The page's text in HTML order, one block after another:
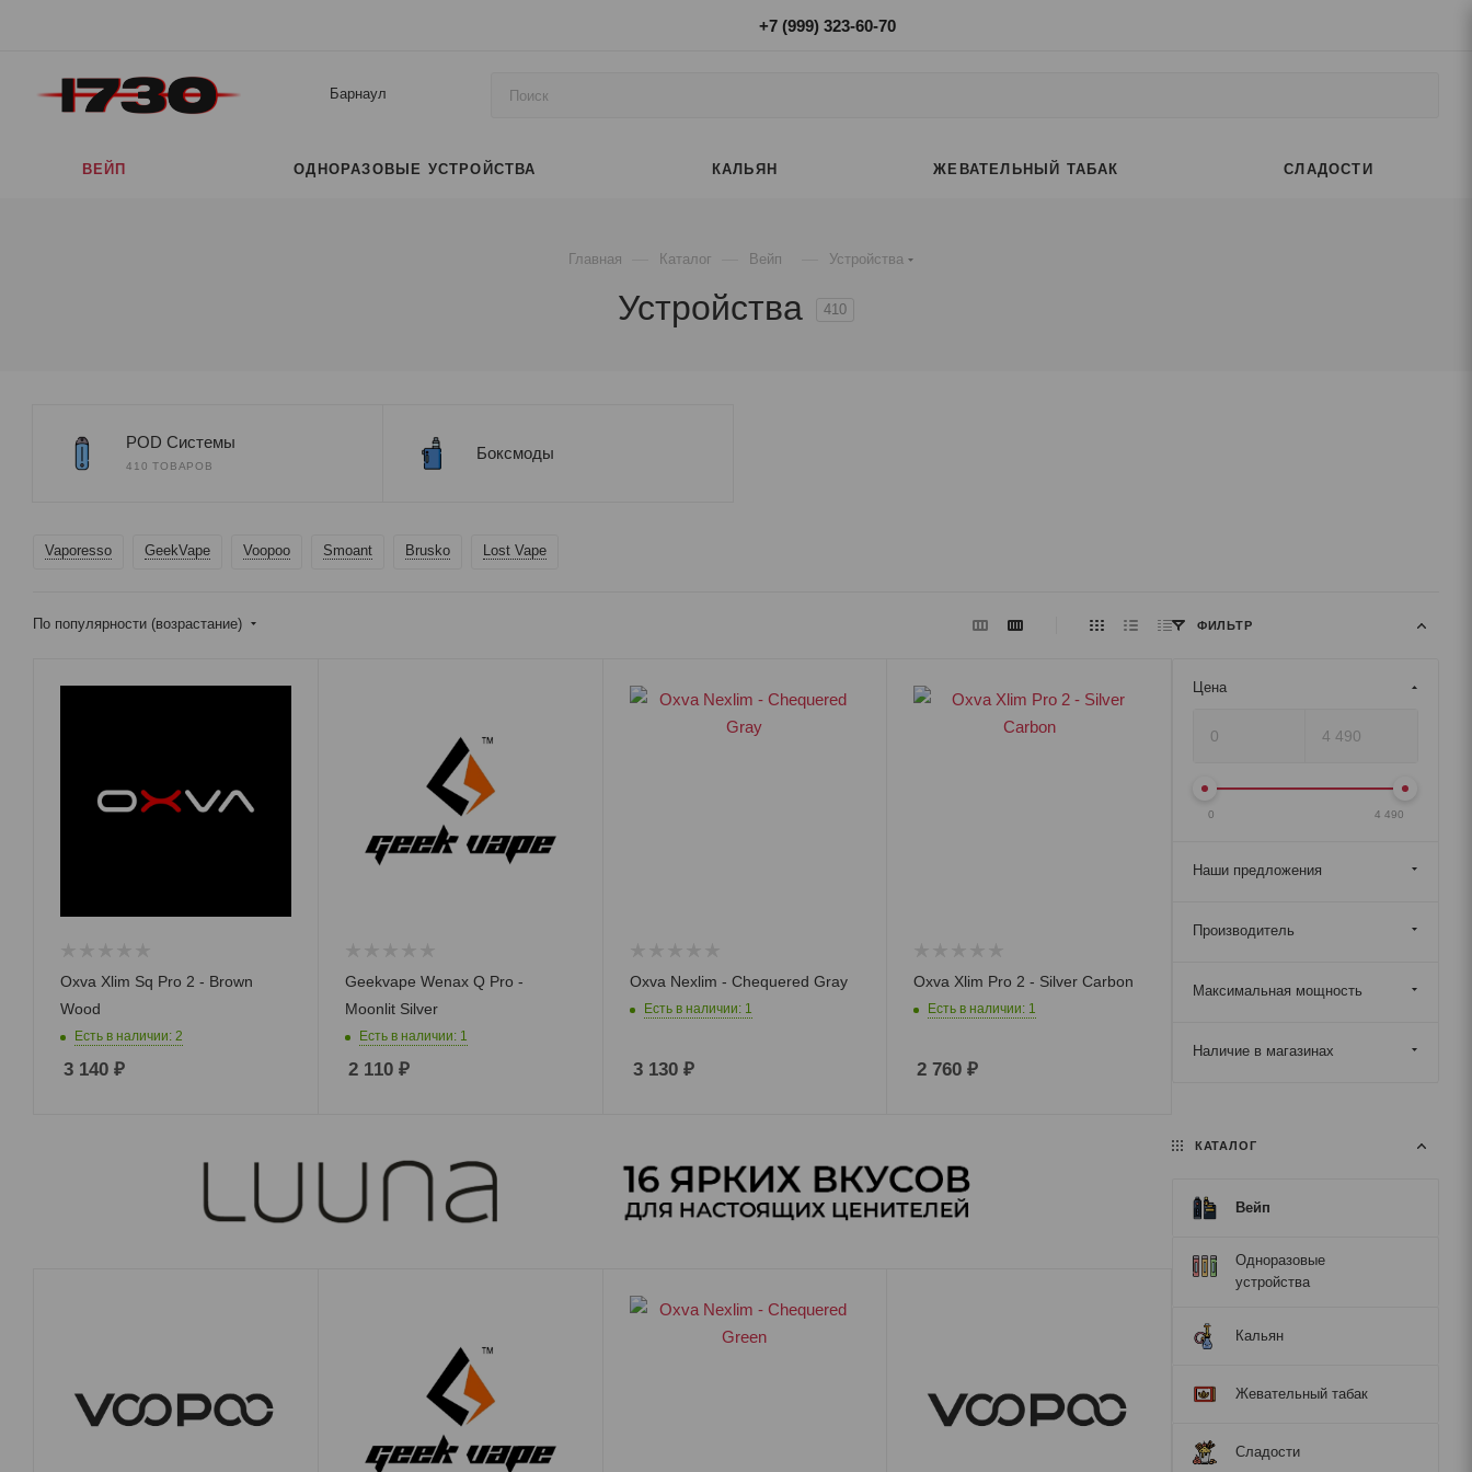
+7 (999) 323-60-70
Барнаул
ВЕЙП ОДНОРАЗОВЫЕ УСТРОЙСТВА КАЛЬЯН ЖЕВАТЕЛЬНЫЙ ТАБАК СЛАДОСТИ
Главная Каталог Вейп Устройства
Устройства 410
POD Системы
410 ТОВАРОВ
Боксмоды
Vaporesso GeekVape Voopoo Smoant Brusko Lost Vape
По популярности (возрастание)
Oxva Xlim Sq Pro 2 - Brown
Wood
Есть в наличии: 2
3 140 ₽
Geekvape Wenax Q Pro -
Moonlit Silver
Есть в наличии: 1
2 110₽
Oxva Nexlim - Chequered Gray
Есть в наличии: 1
3 130₽
Oxva Xlim Pro 2 - Silver Carbon
Есть в наличии: 1
2 760 ₽
ФИЛЬТР
Цена
0 4 490
Наши предложения
Производитель
Максимальная мощность
Наличие в магазинах
КАТАЛОГ
Вейп
Конструктор
Для Pod
Одноразовые
устройства
Кальян
Жевательный табак
Сладости